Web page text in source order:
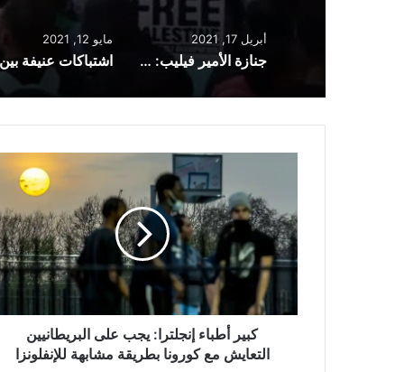
أبريل 17, 2021
جنازة الأمير فيليب: الملكة تصل إلى كنيسة سانت جورج قبل دقيقة الصمت الوطني (صور)
مايو 12, 2021
إنجلترا:
يجب
على
البريطانيين
التعايش
كورونا
مشابهة
كبير أطباء إنجلترا: يجب على البريطانيين
التعايش مع كورونا بطريقة مشابهة للإنفلونزا